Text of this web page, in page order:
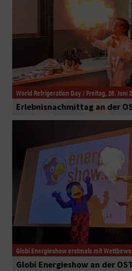
World Refrigeration Day / Freitag, 26. Juni
Erlebnisnachmittag an der
Globi Energieshow erstmals mit
Globi Energieshow an der